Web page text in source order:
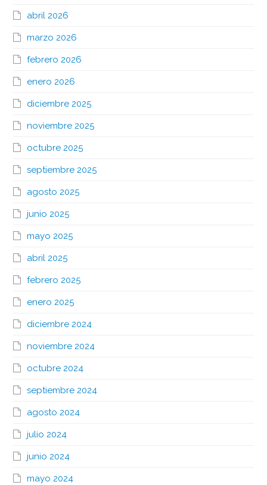
abril 2026
marzo 2026
febrero 2026
enero 2026
diciembre 2025
noviembre 2025
octubre 2025
septiembre 2025
agosto 2025
junio 2025
mayo 2025
abril 2025
febrero 2025
enero 2025
diciembre 2024
noviembre 2024
octubre 2024
septiembre 2024
agosto 2024
julio 2024
junio 2024
mayo 2024